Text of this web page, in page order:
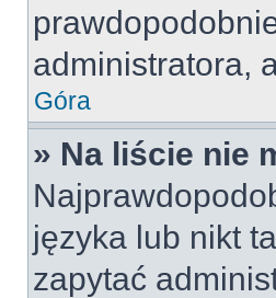
administratora,
Góra
» Na liście nie
języka lub nikt
zapytać